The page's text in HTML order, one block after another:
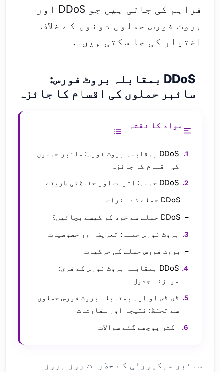
فراہم کی جاتی ہیں جو DDoS اور
بروٹ فورس حملوں دونوں کے خلاف
اختیار کی جا سکتی ہیں۔.
DDoS بمقابلہ بروٹ فورس:
سائبر حملوں کی اقسام کا جائزہ
مواد کا نقشہ
DDoS بمقابلہ بروٹ فورس: سائبر حملوں
کی اقسام کا جائزہ
DDoS حملہ: اثرات اور حفاظتی طریقے
DDoS حملے کے اثرات
DDoS حملے سے خود کو کیسے بچائیں؟
بروٹ فورس حملہ: تعریف اور خصوصیات
بروٹ فورس حملے کی حرکیات
DDoS بمقابلہ بروٹ فورس کے فرق:
موازنہ جدول
ڈی ڈی او ایس بمقابلہ بروٹ فورس حملوں
سے تحفظ: نتیجہ اور سفارشات
اکثر پوچھے گئے سوالات
سائبر سیکیورٹی کے خطرات روز بروز